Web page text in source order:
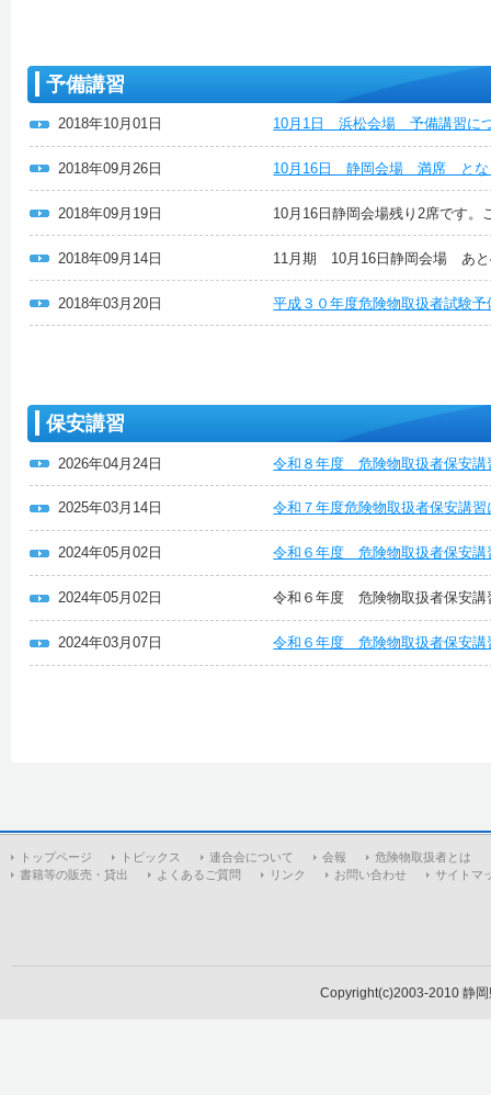
予備講習
2018年10月01日 10月1日 浜松会場 予備講習に
2018年09月26日 10月16日 静岡会場 満席 とな
2018年09月19日 10月16日静岡会場残り2席です。
2018年09月14日 11月期 10月16日静岡会場 あと
2018年03月20日 平成３０年度危険物取扱者試験
保安講習
2026年04月24日 令和８年度 危険物取扱者保安講
2025年03月14日 令和７年度危険物取扱者保安講習
2024年05月02日 令和６年度 危険物取扱者保安講
2024年05月02日 令和６年度 危険物取扱者保安講
2024年03月07日 令和６年度 危険物取扱者保安講
トップページ トピックス 連合会について 会報
危険物取扱者とは
書籍等の販売・貸出
よくあるご質問 リンク お問い合わせ サイトマ
Copyright(c)2003-2010 静